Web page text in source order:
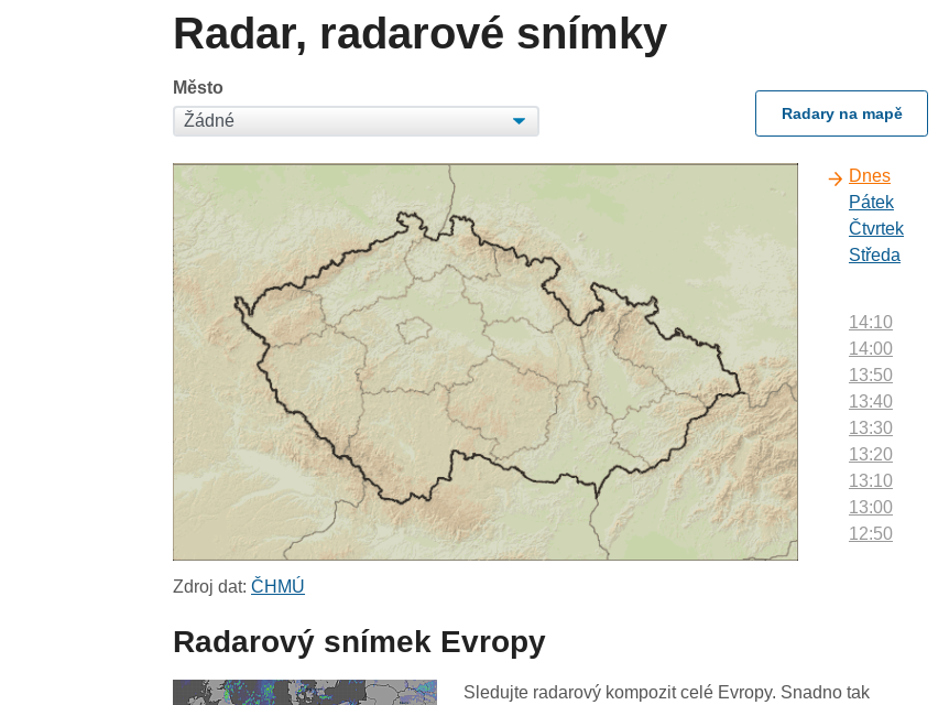
Radar, radarové snímky
Město
Radary na mapě
Dnes
Pátek
Čtvrtek
Středa
14:10
14:00
13:50
13:40
13:30
13:20
13:10
13:00
12:50
11:50
Zdroj dat:ČHMÚ
Radarový snímek Evropy
Sledujte radarový kompozit celé Evropy. Snadno tak